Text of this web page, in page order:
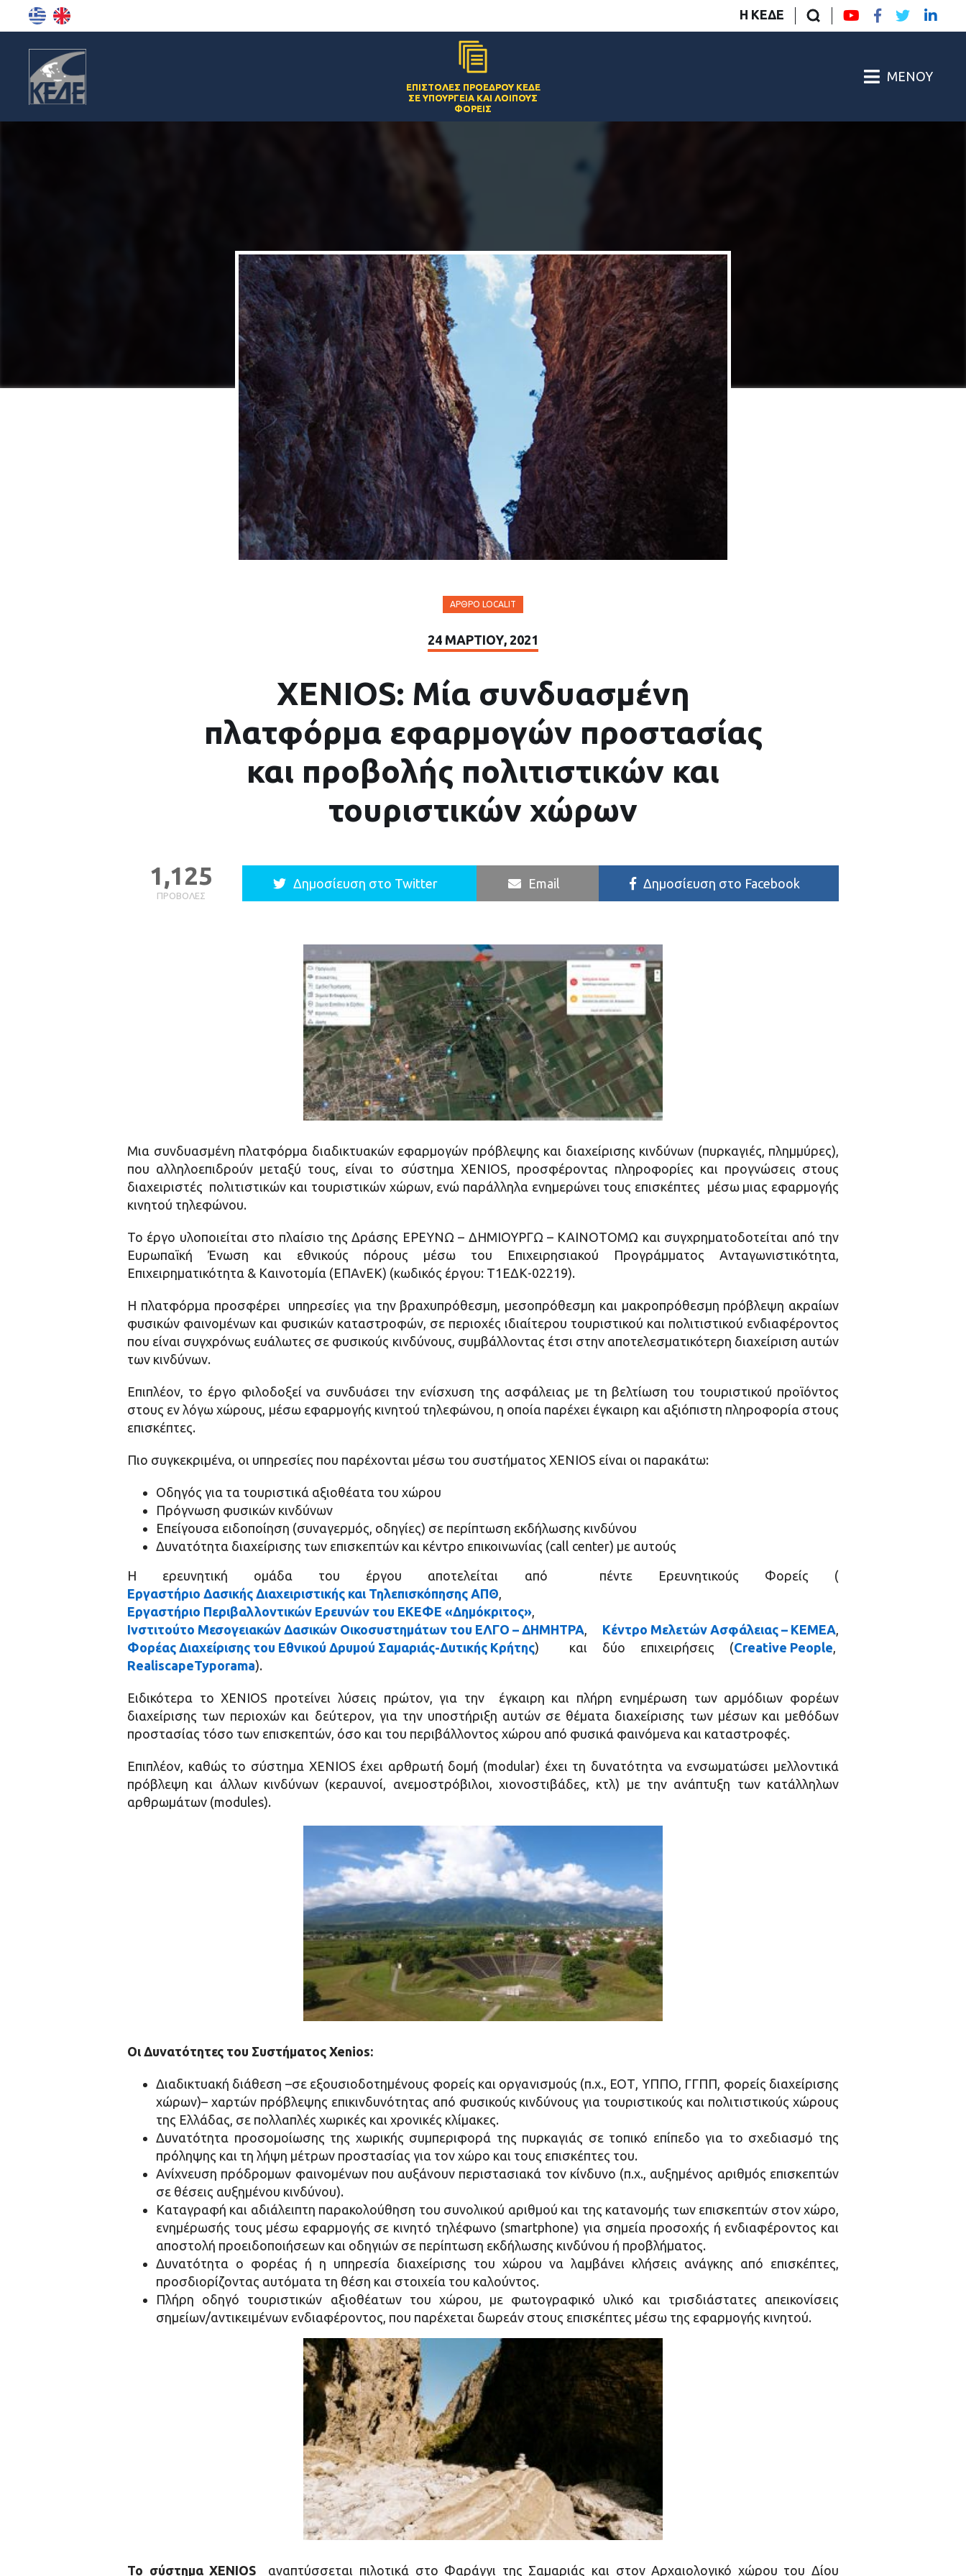
Η ΚΕΔΕ
ΕΠΙΣΤΟΛΈΣ ΠΡΟΈΔΡΟΥ ΚΕΔΕ
ΣΕ ΥΠΟΥΡΓΕΊΑ ΚΑΙ ΛΟΙΠΟΎΣ
ΦΟΡΕΊΣ
ΜΕΝΟΎ
ΆΡΘΡΟ LOCALIT
24 ΜΑΡΤΊΟΥ, 2021
XENIOS: Μία συνδυασμένη
πλατφόρμα εφαρμογών προστασίας
και προβολής πολιτιστικών και
τουριστικών χώρων
ΠΡΟΒΟΛΈΣ
1,125 Δημοσίευση στο Twitter Email Δημοσίευση στο Facebook
Μια συνδυασμένη πλατφόρμα διαδικτυακών εφαρμογών πρόβλεψης και διαχείρισης κινδύνων (πυρκαγιές, πλημμύρες),
που αλληλοεπιδρούν μεταξύ τους, είναι το σύστημα XENIOS, προσφέροντας πληροφορίες και προγνώσεις στους
διαχειριστές πολιτιστικών και τουριστικών χώρων, ενώ παράλληλα ενημερώνει τους επισκέπτες μέσω μιας εφαρμογής
κινητού τηλεφώνου.
Το έργο υλοποιείται στο πλαίσιο της Δράσης ΕΡΕΥΝΩ – ΔΗΜΙΟΥΡΓΩ – ΚΑΙΝΟΤΟΜΩ και συγχρηματοδοτείται από την
Ευρωπαϊκή Ένωση και εθνικούς πόρους μέσω του Επιχειρησιακού Προγράμματος Ανταγωνιστικότητα,
Επιχειρηματικότητα & Καινοτομία (ΕΠΑνΕΚ) (κωδικός έργου: T1ΕΔΚ-02219).
Η πλατφόρμα προσφέρει υπηρεσίες για την βραχυπρόθεσμη, μεσοπρόθεσμη και μακροπρόθεσμη πρόβλεψη ακραίων
φυσικών φαινομένων και φυσικών καταστροφών, σε περιοχές ιδιαίτερου τουριστικού και πολιτιστικού ενδιαφέροντος
που είναι συγχρόνως ευάλωτες σε φυσικούς κινδύνους, συμβάλλοντας έτσι στην αποτελεσματικότερη διαχείριση αυτών
των κινδύνων.
Επιπλέον, το έργο φιλοδοξεί να συνδυάσει την ενίσχυση της ασφάλειας με τη βελτίωση του τουριστικού προϊόντος
στους εν λόγω χώρους, μέσω εφαρμογής κινητού τηλεφώνου, η οποία παρέχει έγκαιρη και αξιόπιστη πληροφορία στους
επισκέπτες.
Πιο συγκεκριμένα, οι υπηρεσίες που παρέχονται μέσω του συστήματος XENIOS είναι οι παρακάτω:
Οδηγός για τα τουριστικά αξιοθέατα του χώρου
Πρόγνωση φυσικών κινδύνων
Επείγουσα ειδοποίηση (συναγερμός, οδηγίες) σε περίπτωση εκδήλωσης κινδύνου
Δυνατότητα διαχείρισης των επισκεπτών και κέντρο επικοινωνίας (call center) με αυτούς
Η ερευνητική ομάδα του έργου αποτελείται από πέντε Ερευνητικούς Φορείς (
Εργαστήριο Δασικής Διαχειριστικής και Τηλεπισκόπησης ΑΠΘ,
Εργαστήριο Περιβαλλοντικών Ερευνών του ΕΚΕΦΕ «Δημόκριτος»,
Ινστιτούτο Μεσογειακών Δασικών Οικοσυστημάτων του ΕΛΓΟ – ΔΗΜΗΤΡΑ, Κέντρο Μελετών Ασφάλειας – ΚΕΜΕΑ,
Φορέας Διαχείρισης του Εθνικού Δρυμού Σαμαριάς-Δυτικής Κρήτης) και δύο επιχειρήσεις (Creative People,
RealiscapeTyporama).
Ειδικότερα το XENIOS προτείνει λύσεις πρώτον, για την έγκαιρη και πλήρη ενημέρωση των αρμόδιων φορέων
διαχείρισης των περιοχών και δεύτερον, για την υποστήριξη αυτών σε θέματα διαχείρισης των μέσων και μεθόδων
προστασίας τόσο των επισκεπτών, όσο και του περιβάλλοντος χώρου από φυσικά φαινόμενα και καταστροφές.
Επιπλέον, καθώς το σύστημα XENIOS έχει αρθρωτή δομή (modular) έχει τη δυνατότητα να ενσωματώσει μελλοντικά
πρόβλεψη και άλλων κινδύνων (κεραυνοί, ανεμοστρόβιλοι, χιονοστιβάδες, κτλ) με την ανάπτυξη των κατάλληλων
αρθρωμάτων (modules).
Οι Δυνατότητες του Συστήματος Xenios:
Διαδικτυακή διάθεση –σε εξουσιοδοτημένους φορείς και οργανισμούς (π.χ., ΕΟΤ, ΥΠΠΟ, ΓΓΠΠ, φορείς διαχείρισης
χώρων)– χαρτών πρόβλεψης επικινδυνότητας από φυσικούς κινδύνους για τουριστικούς και πολιτιστικούς χώρους
της Ελλάδας, σε πολλαπλές χωρικές και χρονικές κλίμακες.
Δυνατότητα προσομοίωσης της χωρικής συμπεριφορά της πυρκαγιάς σε τοπικό επίπεδο για το σχεδιασμό της
πρόληψης και τη λήψη μέτρων προστασίας για τον χώρο και τους επισκέπτες του.
Ανίχνευση πρόδρομων φαινομένων που αυξάνουν περιστασιακά τον κίνδυνο (π.χ., αυξημένος αριθμός επισκεπτών
σε θέσεις αυξημένου κινδύνου).
Καταγραφή και αδιάλειπτη παρακολούθηση του συνολικού αριθμού και της κατανομής των επισκεπτών στον χώρο,
ενημέρωσής τους μέσω εφαρμογής σε κινητό τηλέφωνο (smartphone) για σημεία προσοχής ή ενδιαφέροντος και
αποστολή προειδοποιήσεων και οδηγιών σε περίπτωση εκδήλωσης κινδύνου ή προβλήματος.
Δυνατότητα ο φορέας ή η υπηρεσία διαχείρισης του χώρου να λαμβάνει κλήσεις ανάγκης από επισκέπτες,
προσδιορίζοντας αυτόματα τη θέση και στοιχεία του καλούντος.
Πλήρη οδηγό τουριστικών αξιοθέατων του χώρου, με φωτογραφικό υλικό και τρισδιάστατες απεικονίσεις
σημείων/αντικειμένων ενδιαφέροντος, που παρέχεται δωρεάν στους επισκέπτες μέσω της εφαρμογής κινητού.
Το σύστημα XENIOS αναπτύσσεται πιλοτικά στο Φαράγγι της Σαμαριάς και στον Αρχαιολογικό χώρου του Δίου